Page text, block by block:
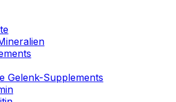
Gelenk-Supplements